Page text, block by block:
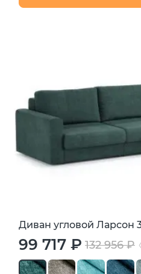
Диван угловой Ларсон
99 717 ₽ 132 956 ₽